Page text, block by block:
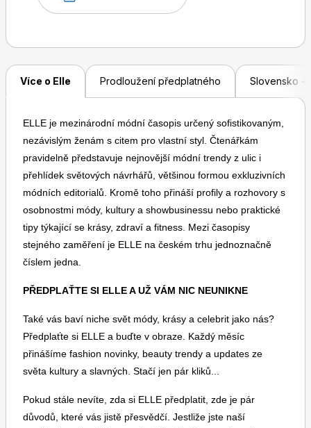
Více o Elle Prodloužení předplatného Slovensko +
ELLE je mezinárodní módní časopis určený sofistikovaným,
nezávislým ženám s citem pro vlastní styl. Čtenářkám
pravidelně představuje nejnovější módní trendy z ulic i
přehlídek světových návrhářů, většinou formou exkluzivních
módních editorialů. Kromě toho přináší profily a rozhovory s
osobnostmi módy, kultury a showbusinessu nebo praktické
tipy týkající se krásy, zdraví a fitness. Mezi časopisy
stejného zaměření je ELLE na českém trhu jednoznačně
číslem jedna.
PŘEDPLAŤTE SI ELLE A UŽ VÁM NIC NEUNIKNE
Také vás baví niche svět módy, krásy a celebrit jako nás?
Předplaťte si ELLE a buďte v obraze. Každý měsíc
přinášíme fashion novinky, beauty trendy a updates ze
světa kultury a slavných. Stačí jen pár kliků...
Pokud stále nevíte, zda si ELLE předplatit, zde je pár
důvodů, které vás jistě přesvědčí. Jestliže jste naší